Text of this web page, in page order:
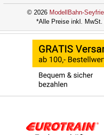
© 2026 ModellBahn-
*Alle Preise inkl. MwSt.